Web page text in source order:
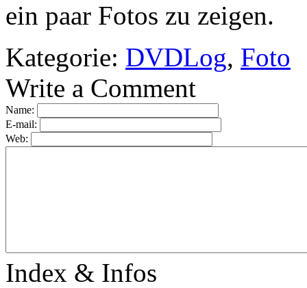
ein paar Fotos zu zeigen.
Kategorie: DVDLog, Foto
Write a Comment
Name:
E-mail:
Web:
Index & Infos